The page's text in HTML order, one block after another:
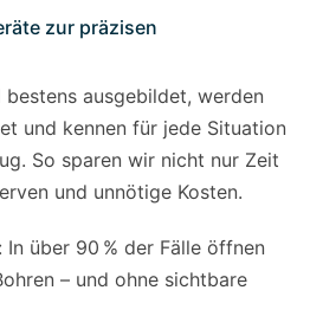
zur präzisen
bestens ausgebildet, werden
und kennen für jede Situation
So sparen wir nicht nur Zeit
und unnötige Kosten.
In über 90 % der Fälle öffnen
– und ohne sichtbare